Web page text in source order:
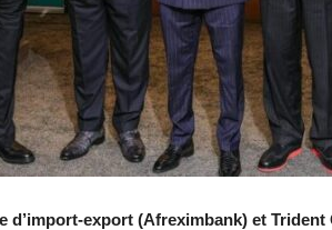
d’import-export (Afreximbank) et